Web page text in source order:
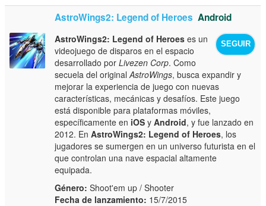
AstroWings2: Legend of Heroes Android
SEGUIR
AstroWings2: Legend of Heroes es un
videojuego de disparos en el espacio
desarrollado porLivezen Corp. Como
secuela del originalAstroWings, busca expandir y
mejorar la experiencia de juego con nuevas
características, mecánicas y desafíos. Este juego
está disponible para plataformas móviles,
específicamente en iOS yAndroid, y fue lanzado en
2012. EnAstroWings2: Legend of Heroes, los
jugadores se sumergen en un universo futurista en el
que controlan una nave espacial altamente
equipada.
Género: Shoot'em up / Shooter
Fecha de lanzamiento: 15/7/2015